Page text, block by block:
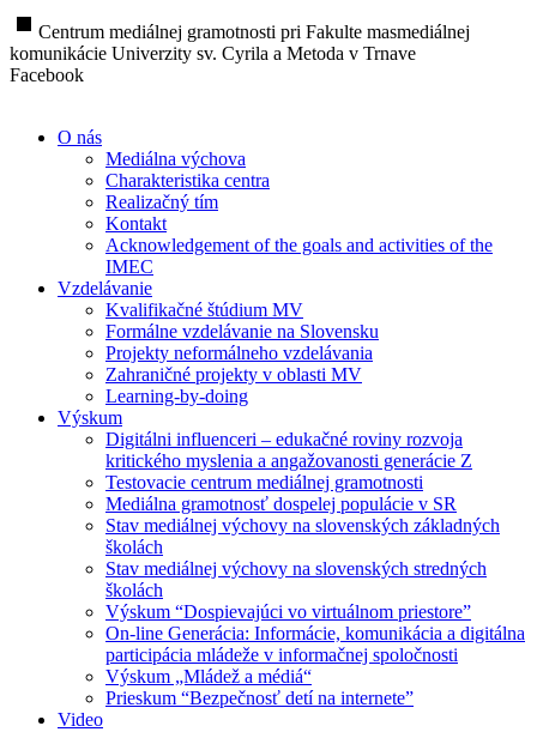
stop Centrum mediálnej gramotnosti pri Fakulte masmediálnej
komunikácie Univerzity sv. Cyrila a Metoda v Trnave
Facebook
O nás
Mediálna výchova
Charakteristika centra
Realizačný tím
Kontakt
Acknowledgement of the goals and activities of the
IMEC
Vzdelávanie
Kvalifikačné štúdium MV
Formálne vzdelávanie na Slovensku
Projekty neformálneho vzdelávania
Zahraničné projekty v oblasti MV
Learning-by-doing
Výskum
Digitálni influenceri – edukačné roviny rozvoja
kritického myslenia a angažovanosti generácie Z
Testovacie centrum mediálnej gramotnosti
Mediálna gramotnosť dospelej populácie v SR
Stav mediálnej výchovy na slovenských základných
školách
Stav mediálnej výchovy na slovenských stredných
školách
Výskum “Dospievajúci vo virtuálnom priestore”
On-line Generácia: Informácie, komunikácia a digitálna
participácia mládeže v informačnej spoločnosti
Výskum „Mládež a médiá“
Prieskum “Bezpečnosť detí na internete”
Video